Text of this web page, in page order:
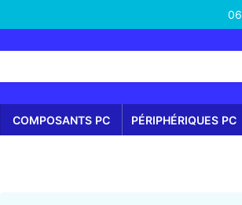
COMPOSANTS PC PÉRIPHÉRIQUES PC